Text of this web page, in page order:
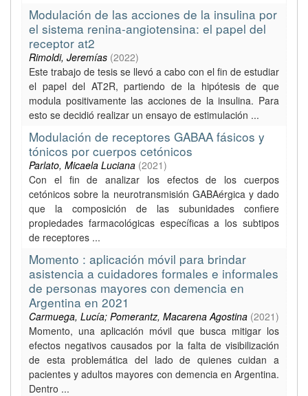
Modulación de las acciones de la insulina por
el sistema renina-angiotensina: el papel del
receptor at2
Rimoldi, Jeremías (2022)
Este trabajo de tesis se llevó a cabo con el fin de estudiar
el papel del AT2R, partiendo de la hipótesis de que
modula positivamente las acciones de la insulina. Para
esto se decidió realizar un ensayo de estimulación ...
Modulación de receptores GABAA fásicos y
tónicos por cuerpos cetónicos
Parlato, Micaela Luciana (2021)
Con el fin de analizar los efectos de los cuerpos
cetónicos sobre la neurotransmisión GABAérgica y dado
que la composición de las subunidades confiere
propiedades farmacológicas específicas a los subtipos
de receptores ...
Momento : aplicación móvil para brindar
asistencia a cuidadores formales e informales
de personas mayores con demencia en
Argentina en 2021
Carmuega, Lucía; Pomerantz, Macarena Agostina (2021)
Momento, una aplicación móvil que busca mitigar los
efectos negativos causados por la falta de visibilización
de esta problemática del lado de quienes cuidan a
pacientes y adultos mayores con demencia en Argentina.
Dentro ...